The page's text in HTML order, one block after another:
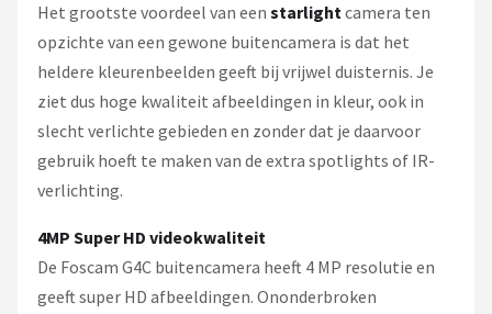
Het grootste voordeel van een starlightcamera ten
opzichte van een gewone buitencamera is dat het
heldere kleurenbeelden geeft bij vrijwel duisternis. Je
ziet dus hoge kwaliteit afbeeldingen in kleur, ook in
slecht verlichte gebieden en zonder dat je daarvoor
gebruik hoeft te maken van de extra spotlights of IR-
verlichting.
4MP Super HD videokwaliteit
De Foscam G4C buitencamera heeft 4 MP resolutie en
geeft super HD afbeeldingen. Ononderbroken